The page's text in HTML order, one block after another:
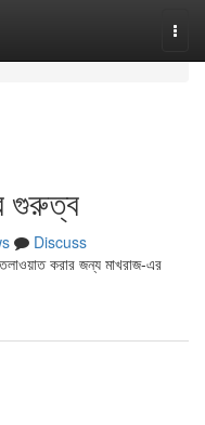
গুরুত্ব
Discuss
করার জন্য মাখরাজ-এর